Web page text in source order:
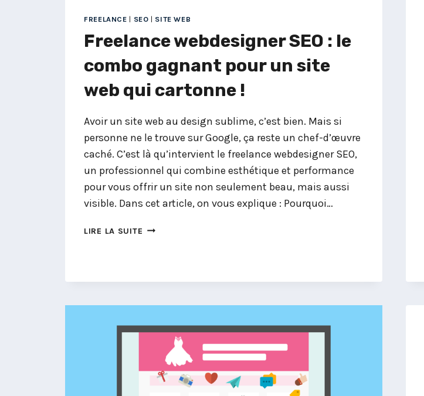
FREELANCE | SEO | SITE WEB
Freelance webdesigner SEO : le
combo gagnant pour un site
web qui cartonne !
Avoir un site web au design sublime, c’est bien. Mais si
personne ne le trouve sur Google, ça reste un chef-d’œuvre
caché. C’est là qu’intervient le freelance webdesigner SEO,
un professionnel qui combine esthétique et performance
pour vous offrir un site non seulement beau, mais aussi
visible. Dans cet article, on vous explique : Pourquoi…
LIRE LA SUITE FREELANCE
LE
UN
QUI
CARTONNE